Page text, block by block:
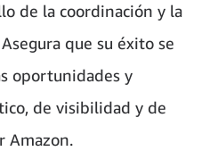
de la coordinación y la
que su éxito se
oportunidades y
de visibilidad y de
Amazon.